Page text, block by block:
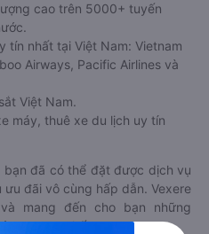
cao trên 5000+ tuyến
tín nhất tại Việt Nam: Vietnam
Airways, Pacific Airlines và
Việt Nam.
máy, thuê xe du lịch uy tín
đã có thể đặt được dịch vụ
đãi vô cùng hấp dẫn. Vexere
mang đến cho bạn những
trọn vẹn nhất.